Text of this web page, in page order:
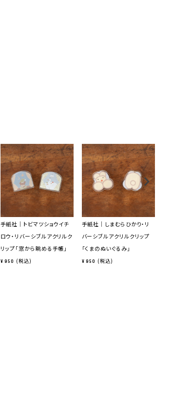
手紙社｜トビマツショウイチ
ロウ・リバーシブルアクリルク
リップ「窓から眺める手帳」
¥ 950 税込
手紙社｜しまむらひかり・リ
バーシブルアクリルクリップ
「くまのぬいぐるみ」
¥ 950 税込